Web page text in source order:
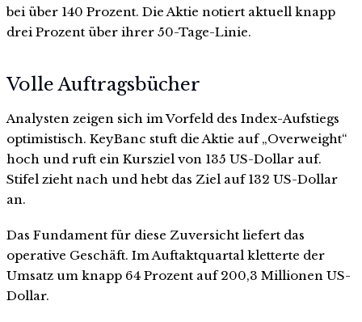
bei über 140 Prozent. Die Aktie notiert aktuell knapp
drei Prozent über ihrer 50-Tage-Linie.
Volle Auftragsbücher
Analysten zeigen sich im Vorfeld des Index-Aufstiegs
optimistisch. KeyBanc stuft die Aktie auf „Overweight“
hoch und ruft ein Kursziel von 135 US-Dollar auf.
Stifel zieht nach und hebt das Ziel auf 132 US-Dollar
an.
Das Fundament für diese Zuversicht liefert das
operative Geschäft. Im Auftaktquartal kletterte der
Umsatz um knapp 64 Prozent auf 200,3 Millionen US-
Dollar.